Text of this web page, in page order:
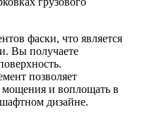
фаски, что является
Вы получаете
позволяет
мощения и воплощать в
дизайне.